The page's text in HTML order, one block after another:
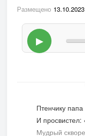
Размещено
▶
Птенчику
И просвистел:
Мудрый